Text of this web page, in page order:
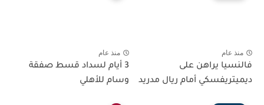
منذ عام
فالنسيا يراهن على
ديميتريفسكي أمام ريال مدريد
منذ عام
3 أيام لسداد قسط صفقة
وسام للأهلي